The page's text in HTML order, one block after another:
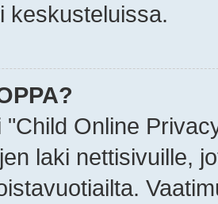
keskusteluissa.
"Child Online
laki nettisivuille,